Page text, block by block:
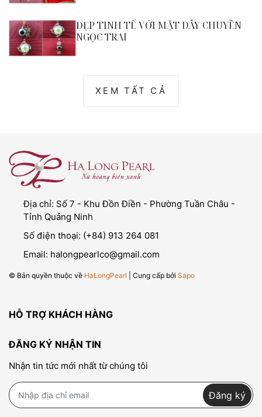
ĐẸP TINH TẾ VỚI MẶT DÂY CHUYỀN
NGỌC TRAI
XEM TẤT CẢ
Địa chỉ: Số 7 - Khu Đồn Điền - Phường Tuần Châu -
Tỉnh Quảng Ninh
Số điện thoại: (+84) 913 264 081
Email: halongpearlco@gmail.com
© Bản quyền thuộc về HaLongPearl | Cung cấp bởi Sapo
HỖ TRỢ KHÁCH HÀNG
ĐĂNG KÝ NHẬN TIN
Nhận tin tức mới nhất từ chúng tôi
Đăng ký